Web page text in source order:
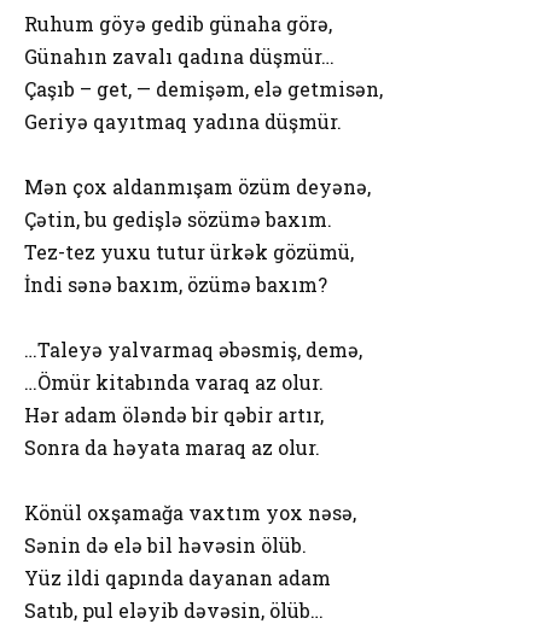
Ruhum göyə gedib günaha görə,
Günahın zavalı qadına düşmür…
Çaşıb – get, — demişəm, elə getmisən,
Geriyə qayıtmaq yadına düşmür.
Mən çox aldanmışam özüm deyənə,
Çətin, bu gedişlə sözümə baxım.
Tez-tez yuxu tutur ürkək gözümü,
İndi sənə baxım, özümə baxım?
…Taleyə yalvarmaq əbəsmiş, demə,
…Ömür kitabında varaq az olur.
Hər adam öləndə bir qəbir artır,
Sonra da həyata maraq az olur.
Könül oxşamağa vaxtım yox nəsə,
Sənin də elə bil həvəsin ölüb.
Yüz ildi qapında dayanan adam
Satıb, pul eləyib dəvəsin, ölüb…